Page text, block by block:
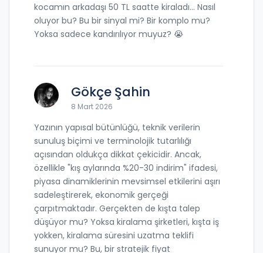
kocamın arkadaşı 50 TL saatte kiraladı... Nasıl
oluyor bu? Bu bir sinyal mi? Bir komplo mu?
Yoksa sadece kandırılıyor muyuz? 😭
Gökçe Şahin
8 Mart 2026
Yazının yapısal bütünlüğü, teknik verilerin
sunuluş biçimi ve terminolojik tutarlılığı
açısından oldukça dikkat çekicidir. Ancak,
özellikle "kış aylarında %20-30 indirim" ifadesi,
piyasa dinamiklerinin mevsimsel etkilerini aşırı
sadeleştirerek, ekonomik gerçeği
çarpıtmaktadır. Gerçekten de kışta talep
düşüyor mu? Yoksa kiralama şirketleri, kışta iş
yokken, kiralama süresini uzatma teklifi
sunuyor mu? Bu, bir stratejik fiyat